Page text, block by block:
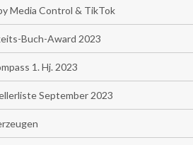
Media Control & TikTok
Buch-Award 2023
1. Hj. 2023
September 2023